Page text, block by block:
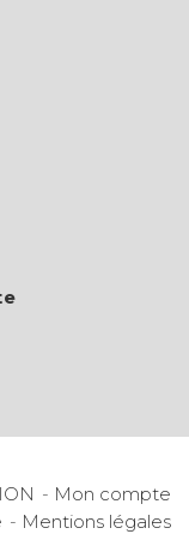
Mon compte
Mentions légales